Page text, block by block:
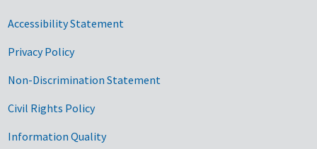
Accessibility Statement
Privacy Policy
Non-Discrimination Statement
Civil Rights Policy
Information Quality